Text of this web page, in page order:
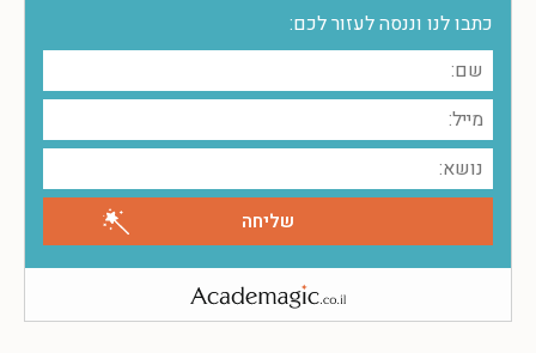
כתבו לנו וננסה לעזור לכם: